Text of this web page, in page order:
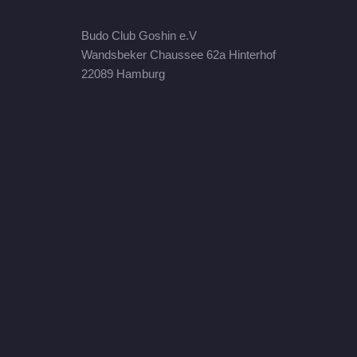
Budo Club Goshin e.V
Wandsbeker Chaussee 62a Hinterhof
22089 Hamburg